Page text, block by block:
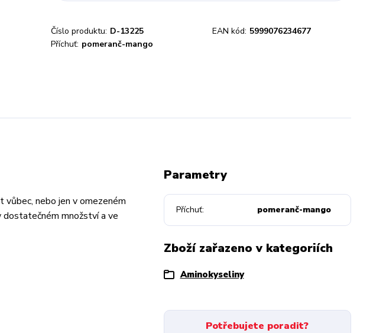
Číslo produktu: D-13225 EAN kód: 5999076234677
Příchuť: pomeranč-mango
nebo jen v omezeném
množství a ve
Parametry
Příchuť pomeranč-mango
Zboží zařazeno v kategoriích
Aminokyseliny
Potřebujete poradit?